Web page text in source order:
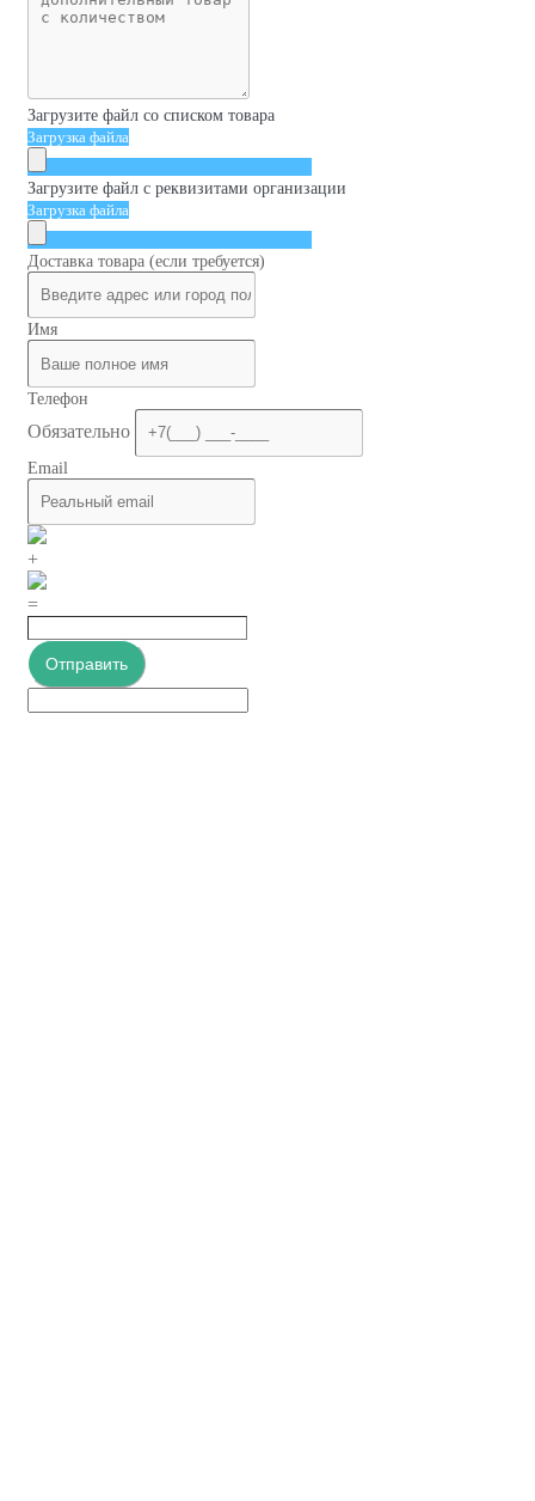
Загрузите файл со списком товара
Загрузка файла
Загрузите файл с реквизитами организации
Загрузка файла
Доставка товара (если требуется)
Имя
Телефон
Обязательно
Email
+
=
Отправить